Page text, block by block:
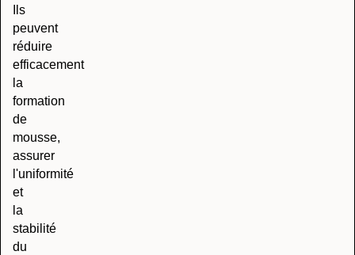
Ils
peuvent
réduire
efficacement
la
formation
de
mousse,
assurer
l'uniformité
et
la
stabilité
du